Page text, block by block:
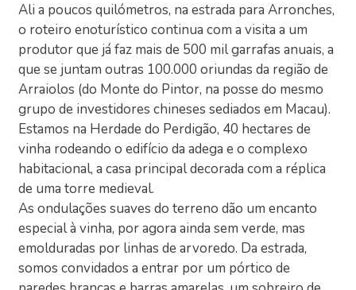
Ali a poucos quilómetros, na estrada para Arronches,
o roteiro enoturístico continua com a visita a um
produtor que já faz mais de 500 mil garrafas anuais, a
que se juntam outras 100.000 oriundas da região de
Arraiolos (do Monte do Pintor, na posse do mesmo
grupo de investidores chineses sediados em Macau).
Estamos na Herdade do Perdigão, 40 hectares de
vinha rodeando o edifício da adega e o complexo
habitacional, a casa principal decorada com a réplica
de uma torre medieval.
As ondulações suaves do terreno dão um encanto
especial à vinha, por agora ainda sem verde, mas
emolduradas por linhas de arvoredo. Da estrada,
somos convidados a entrar por um pórtico de